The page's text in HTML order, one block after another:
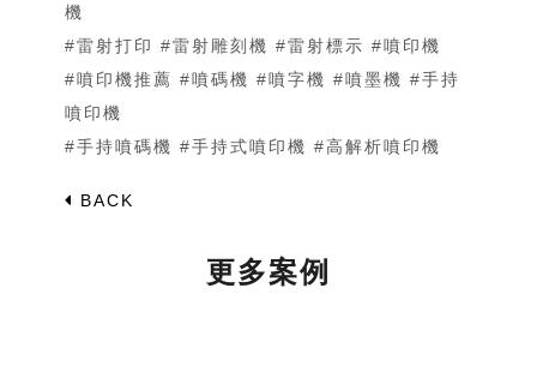
機​​​
#雷射打印​​​ #雷射雕刻機​​​ #雷射標示 #噴印機
#噴印機推薦 #噴碼機 #噴字機 #噴墨機 #手持
噴印機
#手持噴碼機 #手持式噴印機 #高解析噴印機
BACK
更多案例